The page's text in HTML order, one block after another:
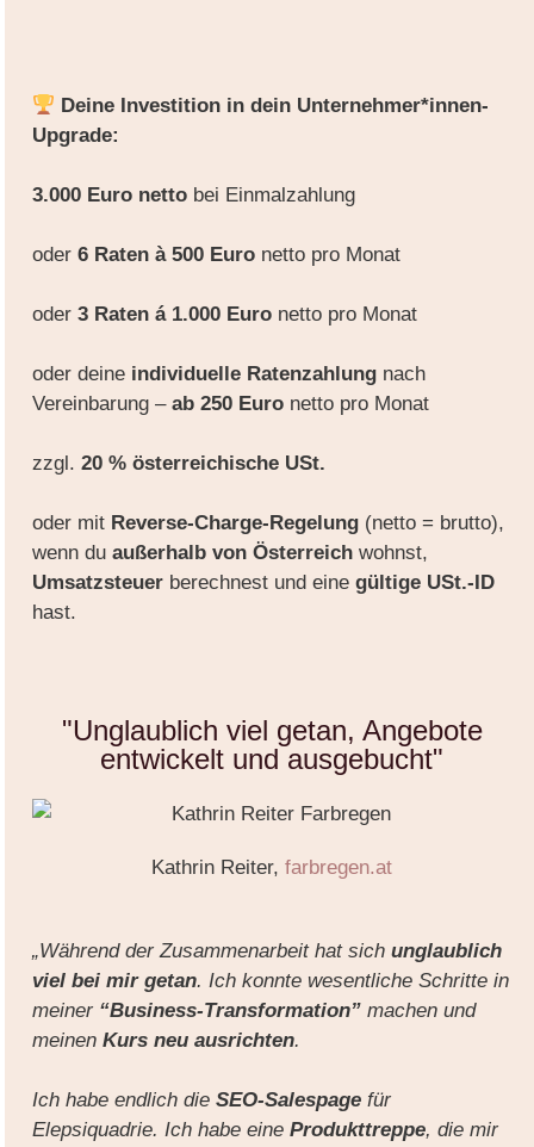
Deine Investition in dein Unternehmer*innen-
Upgrade:
3.000 Euro nettobei Einmalzahlung
oder 6 Raten à 500 Euronetto pro Monat
oder 3 Raten á 1.000 Euronetto pro Monat
oder deine individuelle Ratenzahlungnach
Vereinbarung – ab 250 Euronetto pro Monat
zzgl. 20 % österreichische USt.
oder mit Reverse-Charge-Regelung(netto = brutto),
wenn du außerhalb von Österreichwohnst,
Umsatzsteuerberechnest und eine gültige USt.-ID
hast.
"Unglaublich viel getan, Angebote
entwickelt und ausgebucht"
Kathrin Reiter,farbregen.at
„Während der Zusammenarbeit hat sich unglaublich
viel bei mir getan. Ich konnte wesentliche Schritte in
meiner “Business-Transformation”machen und
meinen Kurs neu ausrichten.
Ich habe endlich die SEO-Salespagefür
Elepsiquadrie. Ich habe eine Produkttreppe, die mir